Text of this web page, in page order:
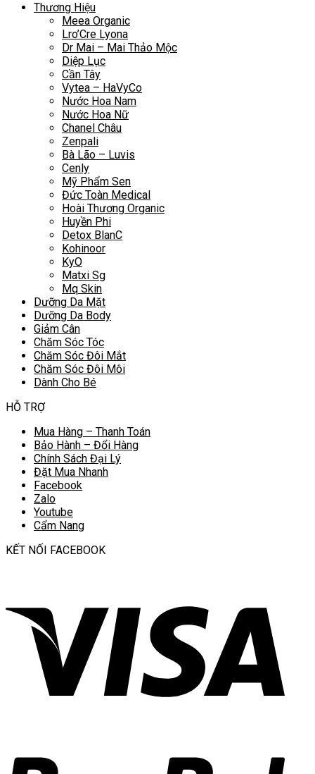
Thương Hiệu
Meea Organic
Lro’Cre Lyona
Dr Mai – Mai Thảo Mộc
Diệp Lục
Cần Tây
Vytea – HaVyCo
Nước Hoa Nam
Nước Hoa Nữ
Chanel Châu
Zenpali
Bà Lão – Luvis
Cenly
Mỹ Phẩm Sen
Đức Toàn Medical
Hoài Thương Organic
Huyền Phi
Detox BlanC
Kohinoor
KyO
Matxi Sg
Mq Skin
Dưỡng Da Mặt
Dưỡng Da Body
Giảm Cân
Chăm Sóc Tóc
Chăm Sóc Đôi Mắt
Chăm Sóc Đôi Môi
Dành Cho Bé
HỖ TRỢ
Mua Hàng – Thanh Toán
Bảo Hành – Đổi Hàng
Chính Sách Đại Lý
Đặt Mua Nhanh
Facebook
Zalo
Youtube
Cẩm Nang
KẾT NỐI FACEBOOK